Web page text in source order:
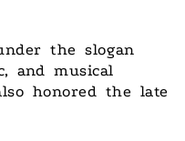
the slogan
and musical
honored the late